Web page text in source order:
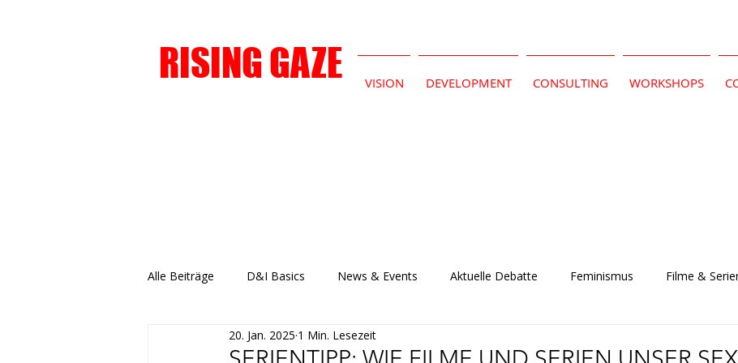
RISING GAZE VISION DEVELOPMENT CONSULTING WORKSHOPS
Alle Beiträge D&I Basics News & Events Aktuelle Debatte Feminismus Filme &
20. Jan. 2025 1 Min. Lesezeit